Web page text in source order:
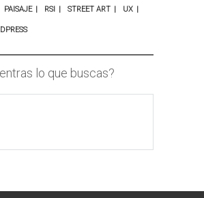
PAISAJE RSI STREET ART UX
lo que buscas?